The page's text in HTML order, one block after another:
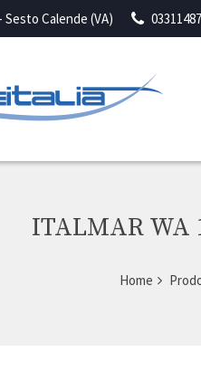
Sesto Calende (VA)
ITALMAR WA
Home